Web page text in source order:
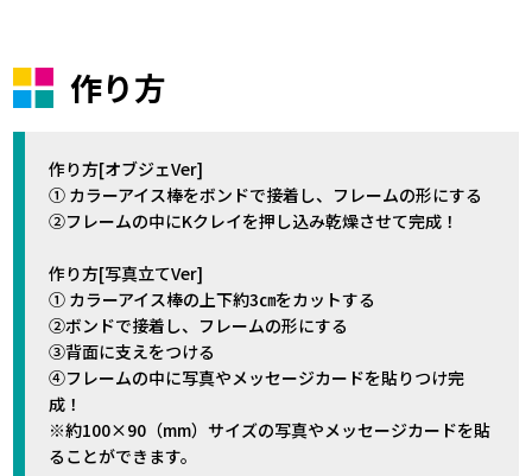
作り方
作り方[オブジェVer]
① カラーアイス棒をボンドで接着し、フレームの形にする
②フレームの中にKクレイを押し込み乾燥させて完成！
作り方[写真立てVer]
① カラーアイス棒の上下約3㎝をカットする
②ボンドで接着し、フレームの形にする
③背面に支えをつける
④フレームの中に写真やメッセージカードを貼りつけ完
成！
※約100×90（mm）サイズの写真やメッセージカードを貼
ることができます。